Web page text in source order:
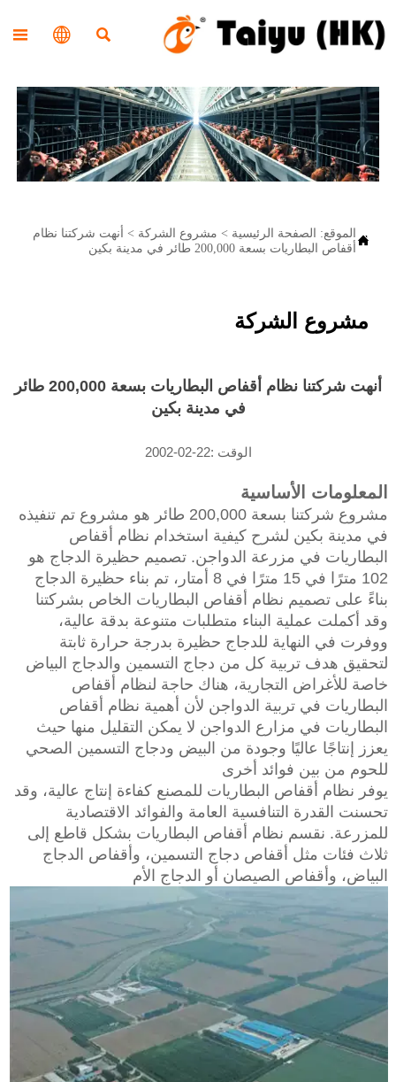



 الموقع: الصفحة الرئيسية > مشروع الشركة > أنهت شركتنا نظام
أقفاص البطاريات بسعة 200,000 طائر في مدينة بكين
مشروع الشركة
أنهت شركتنا نظام أقفاص البطاريات بسعة 200,000 طائر
في مدينة بكين
الوقت :22-02-2002
المعلومات الأساسية
مشروع شركتنا بسعة 200,000 طائر هو مشروع تم تنفيذه
في مدينة بكين لشرح كيفية استخدام نظام أقفاص
البطاريات في مزرعة الدواجن. تصميم حظيرة الدجاج هو
102 مترًا في 15 مترًا في 8 أمتار، تم بناء حظيرة الدجاج
بناءً على تصميم نظام أقفاص البطاريات الخاص بشركتنا
وقد أكملت عملية البناء متطلبات متنوعة بدقة عالية،
ووفرت في النهاية للدجاج حظيرة بدرجة حرارة ثابتة
لتحقيق هدف تربية كل من دجاج التسمين والدجاج البياض
خاصة للأغراض التجارية، هناك حاجة لنظام أقفاص
البطاريات في تربية الدواجن لأن أهمية نظام أقفاص
البطاريات في مزارع الدواجن لا يمكن التقليل منها حيث
يعزز إنتاجًا عاليًا وجودة من البيض ودجاج التسمين الصحي
للحوم من بين فوائد أخرى
يوفر نظام أقفاص البطاريات للمصنع كفاءة إنتاج عالية، وقد
تحسنت القدرة التنافسية العامة والفوائد الاقتصادية
للمزرعة. نقسم نظام أقفاص البطاريات بشكل قاطع إلى
ثلاث فئات مثل أقفاص دجاج التسمين، وأقفاص الدجاج
البياض، وأقفاص الصيصان أو الدجاج الأم